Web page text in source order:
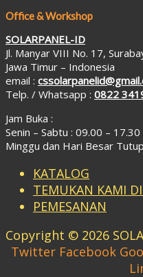
Office & Workshop
SOLARPANEL-ID
Jl. Manyar VIII No. 17,
Jawa Timur – Indonesia
email :
Telp. / Whatsapp : 0822
Jam Buka :
Senin – Sabtu : 09.00 – 17.30
Minggu dan Hari Besar Tutup
KATALOG
TEMUKAN KAMI
PEMESANAN
Copyright © 2026
Twitter Facebook